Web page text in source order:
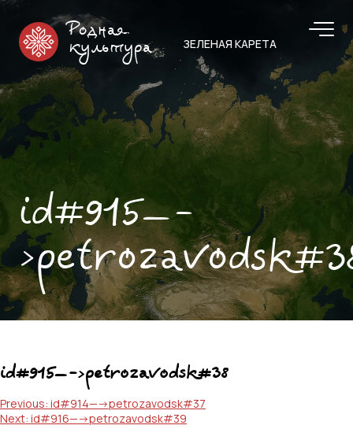
Родная
культура
ЗЕЛЕНАЯ КАРЕТА
id#915—-
id#915—->petrozavodsk#38
Навигация
по
Previous: id#914—->petrozavodsk#37
Next: id#916—->petrozavodsk#39